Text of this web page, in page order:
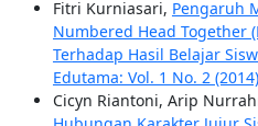
Fitri Kurniasari, Pengaruh
Numbered Head Together
Terhadap Hasil Belajar
Edutama: Vol. 1 No. 2
Cicyn Riantoni, Arip